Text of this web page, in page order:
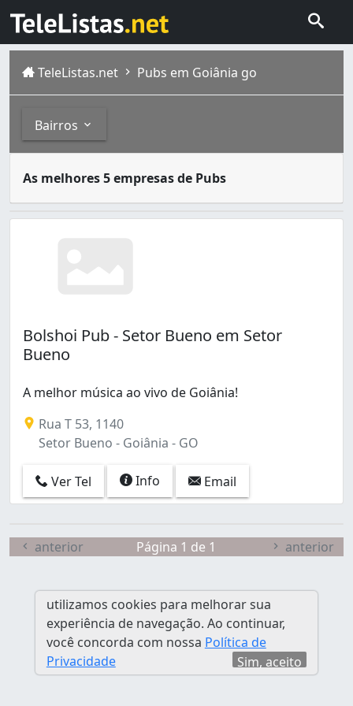
TeleListas.net Pubs em Goiânia go
Bairros
As melhores 5 empresas de Pubs
Goiânia é a capital de Goiás, com população estimada
Bolshoi Pub - Setor Bueno em Setor
Bueno
A melhor música ao vivo de Goiânia!
Rua T 53, 1140
Setor Bueno - Goiânia - GO
Ver Tel Info Email
anterior Página 1 de 1 anterior
utilizamos cookies para melhorar sua
experiência de navegação. Ao continuar,
você concorda com nossa Política de
Privacidade
Sim, aceito